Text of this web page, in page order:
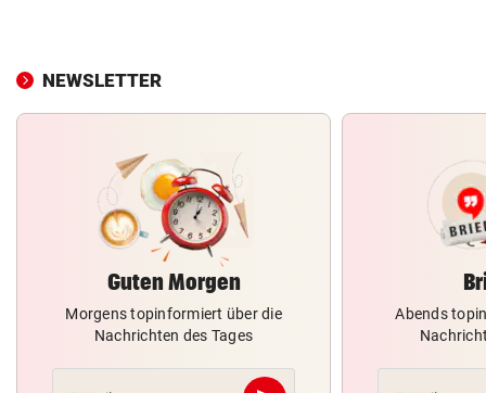
NEWSLETTER
Guten Morgen
Morgens topinformiert über die
Nachrichten des Tages
Abends